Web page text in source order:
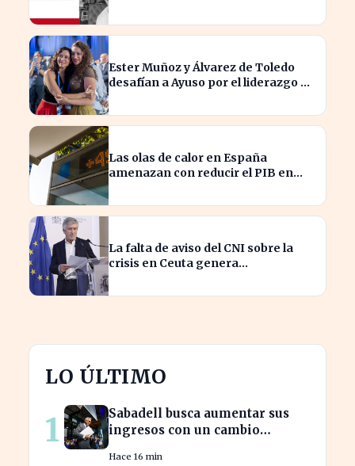
Ester Muñoz y Álvarez de Toledo
desafían a Ayuso por el liderazgo de
Las olas de calor en España
amenazan con reducir el PIB en
La falta de aviso del CNI sobre la
crisis en Ceuta genera
LO ÚLTIMO
1
Sabadell busca aumentar sus
ingresos con un cambio
Hace 16 min